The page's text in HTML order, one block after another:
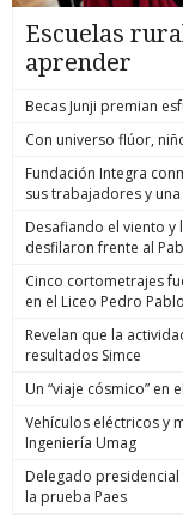
Escuelas
aprender
Becas Junji premian
Con universo flúor,
Fundación Integra
sus trabajadores y
Desafiando el viento y
desfilaron frente al
Cinco cortometrajes
en el Liceo Pedro
Revelan que la
resultados Simce
Un “viaje cósmico” en
Vehículos eléctricos y
Ingeniería Umag
Delegado
la prueba Paes